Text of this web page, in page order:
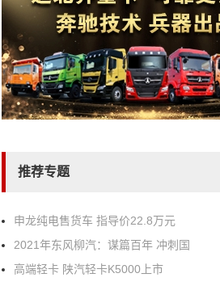
推荐专题
申龙纯电售货车 指导价22.8万元
2021年东风柳汽：谋篇百年 冲刺国
高端轻卡 陕汽轻卡K5000上市